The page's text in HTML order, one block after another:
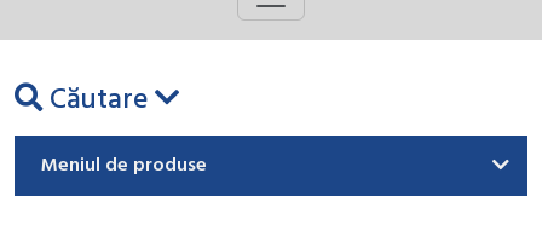
Căutare
Meniul de produse